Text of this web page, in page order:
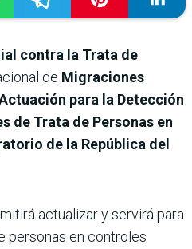
contra la Trata de
de Migraciones
para la Detección
de Trata de Personas en
de la República del
actualizar y servirá para
personas en controles